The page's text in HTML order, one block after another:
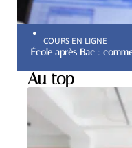
COURS EN LIGNE
École après Bac :
Au top